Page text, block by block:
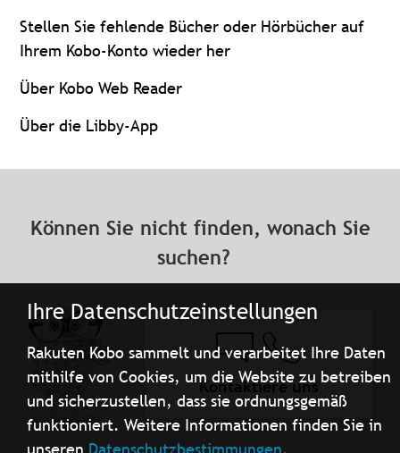
Ihre Datenschutzeinstellungen
Rakuten Kobo sammelt und verarbeitet Ihre Daten
mithilfe von Cookies, um die Website zu betreiben
und sicherzustellen, dass sie ordnungsgemäß
funktioniert. Weitere Informationen finden Sie in
Stellen Sie fehlende Bücher oder Hörbücher auf
Ihrem Kobo-Konto wieder her
Über Kobo Web Reader
Über die Libby-App
Können Sie nicht finden, wonach Sie
suchen?
Kontaktiere uns